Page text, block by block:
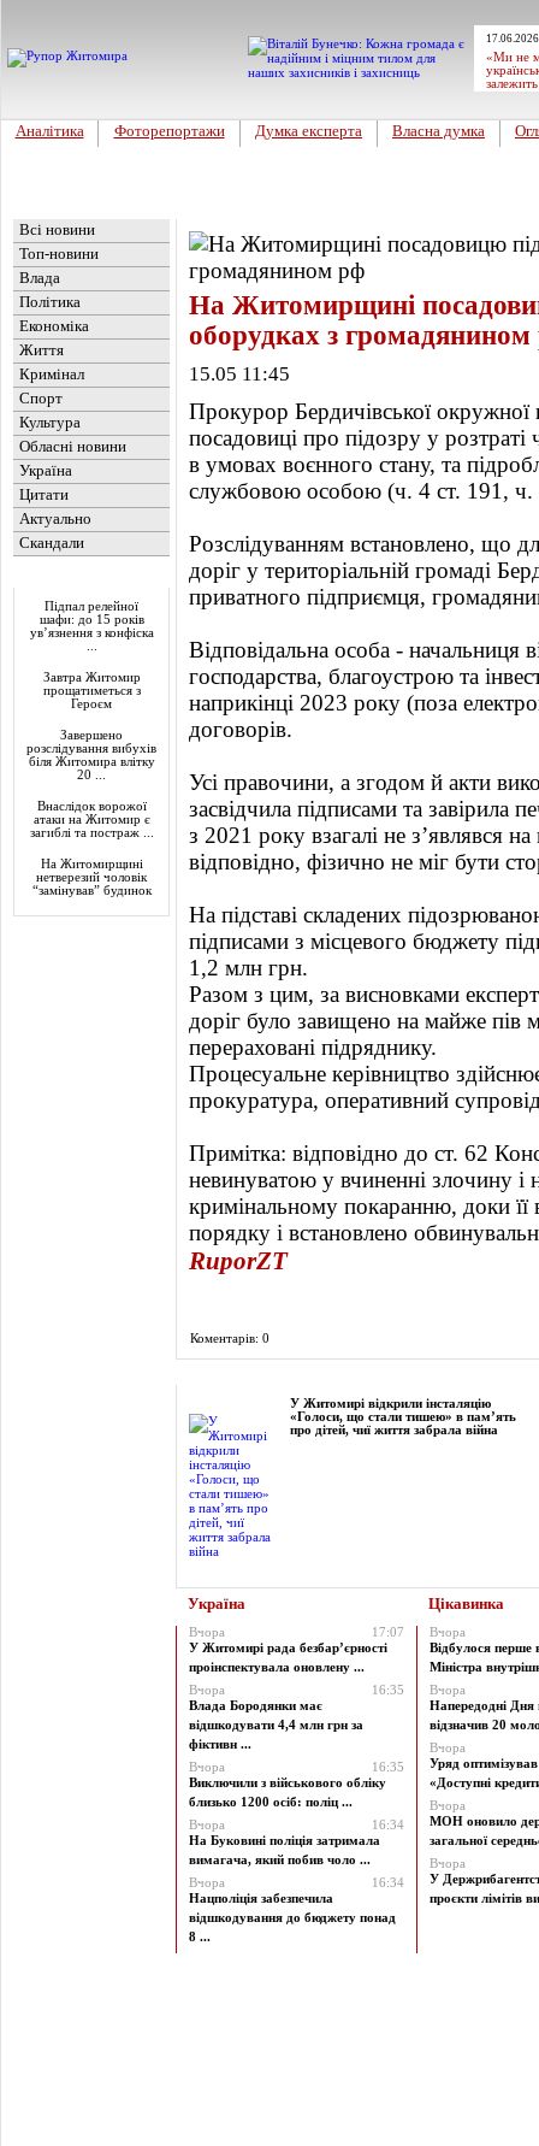
«Ми не
Аналітика Фоторепортажи Думка експерта Власна думка
Всі новини
Топ-новини
Влада
Політика
Економіка
Життя
Кримінал
Спорт
Культура
Обласні новини
Україна
Цитати
Актуально
Скандали
Підпал релейної
шафи: до 15 років
ув’язнення з конфіска
Завтра Житомир
прощатиметься з
Героєм
Завершено
розслідування вибухів
біля Житомира влітку
20 ...
Внаслідок ворожої
атаки на Житомир є
загиблі та постраж ...
На Житомирщині
нетверезий чоловік
“замінував” будинок
На Житомирщині
оборудках з
15.05 11:45
Прокурор Бердичівської окружної
посадовиці про підозру у
в умовах воєнного стану, та
службовою особою (ч. 4 ст. 191, ч.
Розслідуванням встановлено, що
доріг у територіальній громаді
приватного підприємця,
Відповідальна особа - начальниця
господарства, благоустрою та
наприкінці 2023 року (поза
договорів.
Усі правочини, а згодом й акти
засвідчила підписами та
з 2021 року взагалі не з’являвся на
відповідно, фізично не міг бути
На підставі складених
підписами з місцевого бюджету
1,2 млн грн.
Разом з цим, за висновками
доріг було завищено на майже пів
перераховані підряднику.
Процесуальне керівництво
прокуратура, оперативний
Примітка: відповідно до ст. 62
невинуватою у вчиненні злочину і
кримінальному покаранню, доки
порядку і встановлено
RuporZT
Коментарів: 0
У Житомирі відкрили інсталяцію
«Голоси, що стали тишею» в пам’ять
про дітей, чиї життя забрала війна
Україна Цікавинка
Вчора
17:07
У Житомирі рада безбар’єрності
проінспектувала оновлену ...
Вчора
16:35
Влада Бородянки має
відшкодувати 4,4 млн грн за
фіктивн ...
Вчора
16:35
Виключили з військового обліку
близько 1200 осіб: поліц ...
Вчора
16:34
На Буковині поліція затримала
вимагача, який побив чоло ...
Вчора
16:34
Нацполіція забезпечила
відшкодування до бюджету понад
8 ...
Вчора
Відбулося перше
Міністра
Вчора
Напередодні Дня
відзначив 20
Вчора
Уряд
«Доступні
Вчора
МОН оновило
загальної
Вчора
У
проєкти лімітів